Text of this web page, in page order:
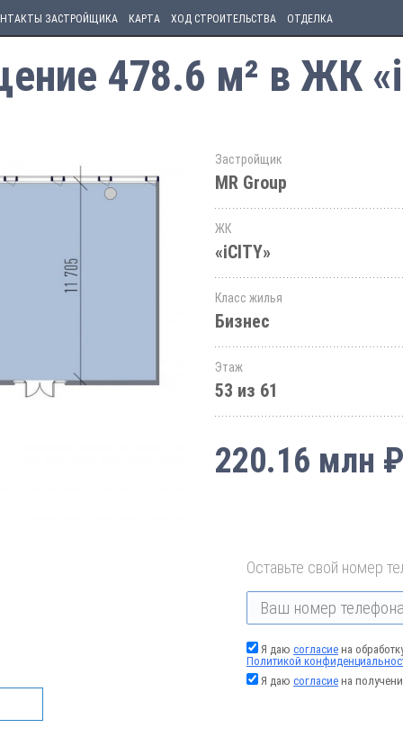
ЗАСТРОЙЩИКА КАРТА ХОД СТРОИТЕЛЬСТВА ОТДЕЛКА
478.6 м² в ЖК
Застройщик
MR Group
ЖК
«iCITY»
Класс жилья
Бизнес
Этаж
53 из 61
220.16 млн ₽
Оставьте свой номер
Я даю согласие на
Политикой
Я даю согласие на